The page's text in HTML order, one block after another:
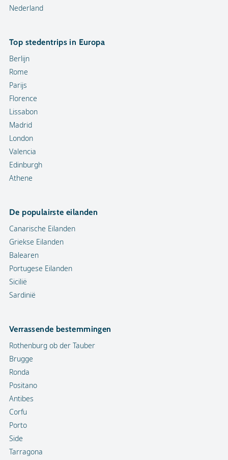
Nederland
Top stedentrips in Europa
Berlijn
Rome
Parijs
Florence
Lissabon
Madrid
London
Valencia
Edinburgh
Athene
De populairste eilanden
Canarische Eilanden
Griekse Eilanden
Balearen
Portugese Eilanden
Sicilië
Sardinië
Verrassende bestemmingen
Rothenburg ob der Tauber
Brugge
Ronda
Positano
Antibes
Corfu
Porto
Side
Tarragona